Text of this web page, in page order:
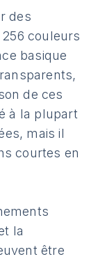
des
couleurs
basique
de ces
à la plupart
mais il
courtes en
la
être